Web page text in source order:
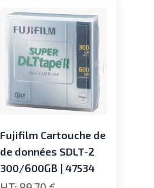
Fujifilm Cartouche de
de données SDLT-2
300/600GB | 47534